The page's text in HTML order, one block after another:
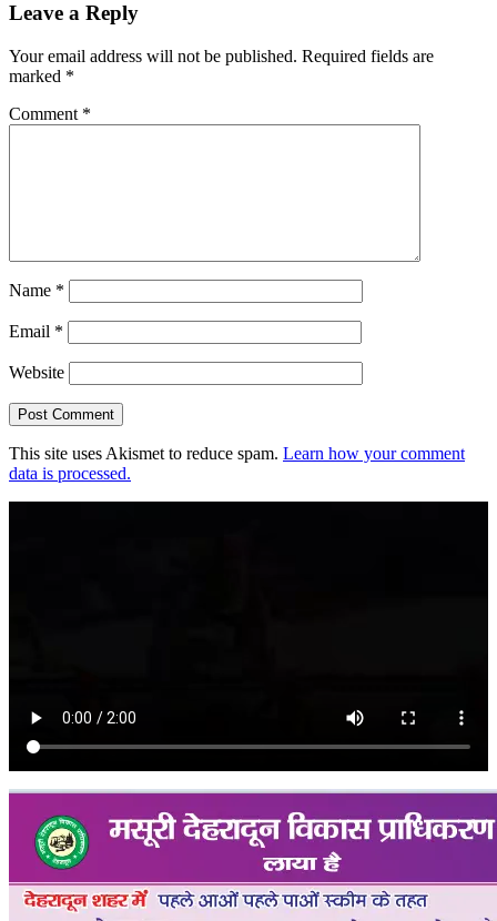
Leave a Reply
Your email address will not be published. Required fields are
marked *
Comment *
Name *
Email *
Website
This site uses Akismet to reduce spam. Learn how your comment
data is processed.